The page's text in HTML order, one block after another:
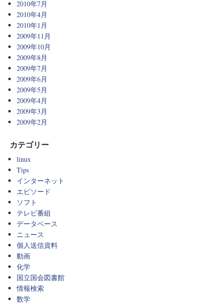
2010年7月
2010年4月
2010年1月
2009年11月
2009年10月
2009年8月
2009年7月
2009年6月
2009年5月
2009年4月
2009年3月
2009年2月
カテゴリー
linux
Tips
インターネット
エピソード
ソフト
テレビ番組
データベース
ニュース
個人送信資料
動画
化学
国立国会図書館
情報検索
数学